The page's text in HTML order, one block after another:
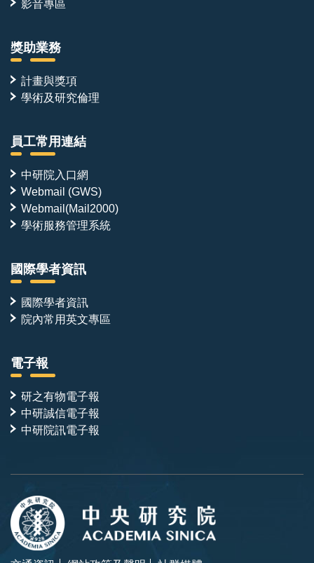
影音專區
獎助業務
計畫與獎項
學術及研究倫理
員工常用連結
中研院入口網
Webmail (GWS)
Webmail(Mail2000)
學術服務管理系統
國際學者資訊
國際學者資訊
院內常用英文專區
電子報
研之有物電子報
中研誠信電子報
中研院訊電子報